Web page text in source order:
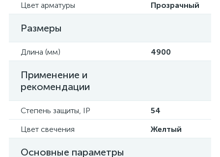
Цвет арматуры
Прозрачный
Размеры
Длина (мм) 4900
Применение и
рекомендации
Степень защиты, IP
54
Цвет свечения
Желтый
Основные параметры